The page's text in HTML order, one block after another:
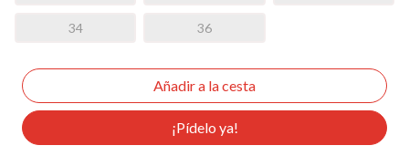
34 36
¡Pídelo ya!